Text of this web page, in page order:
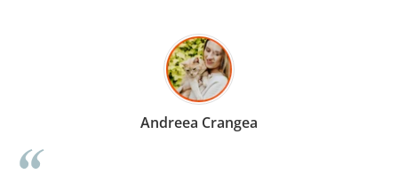
Madalina Stancea